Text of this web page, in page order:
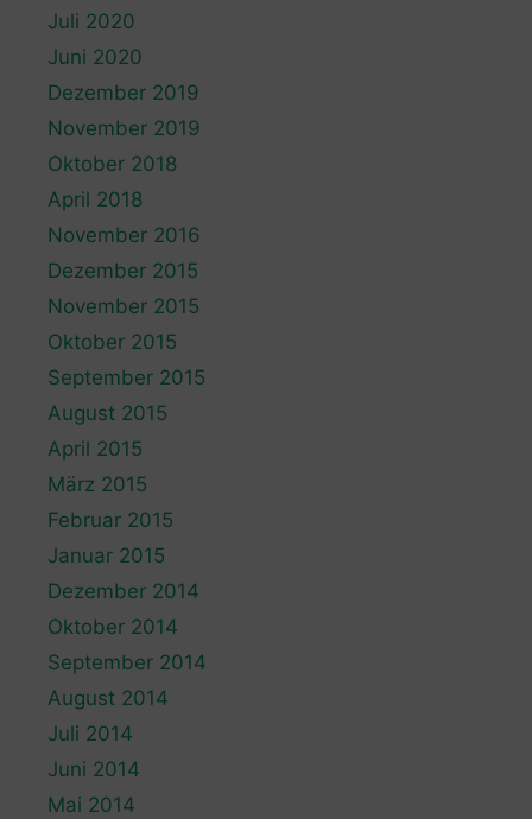
Juli 2020
Juni 2020
Dezember 2019
November 2019
Oktober 2018
April 2018
November 2016
Dezember 2015
November 2015
Oktober 2015
September 2015
August 2015
April 2015
März 2015
Februar 2015
Januar 2015
Dezember 2014
Oktober 2014
September 2014
August 2014
Juli 2014
Juni 2014
Mai 2014